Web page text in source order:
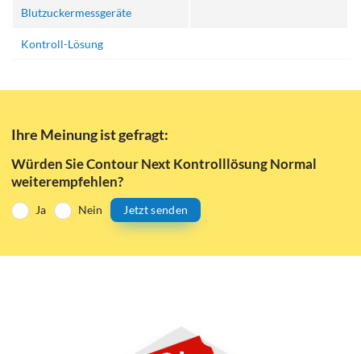
Blutzuckermessgeräte
Kontroll-Lösung
Ihre Meinung ist gefragt:
Würden Sie Contour Next Kontrolllösung Normal
weiterempfehlen?
Ja Nein Jetzt senden